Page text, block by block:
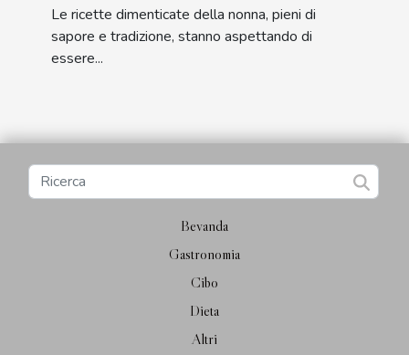
Le ricette dimenticate della nonna, pieni di
sapore e tradizione, stanno aspettando di
essere...
Bevanda
Gastronomia
Cibo
Dieta
Altri